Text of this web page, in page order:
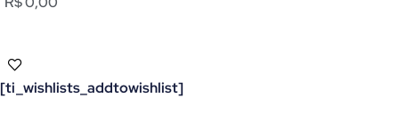
[ti_wishlists_addtowishlist]